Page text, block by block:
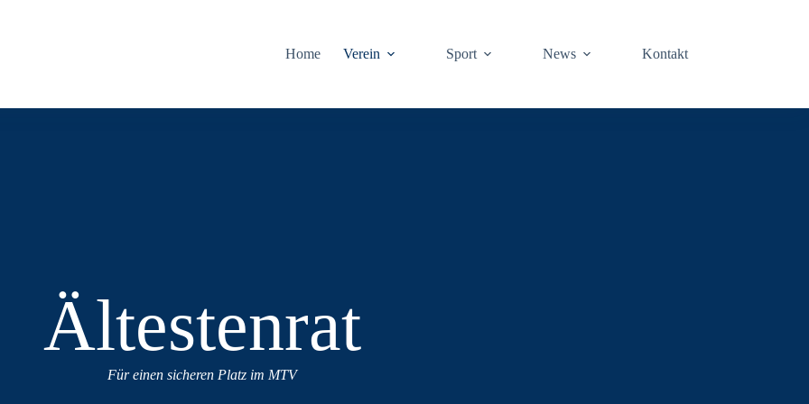
Home
Verein Sport News Kontakt
Ältestenrat
Für einen sicheren Platz im MTV